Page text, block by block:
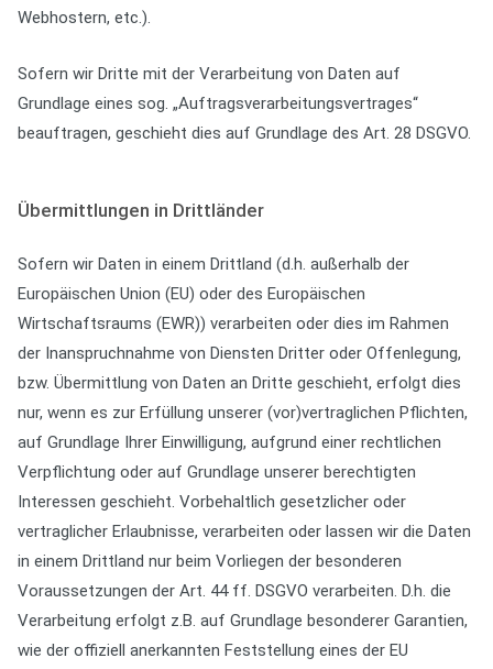
Webhostern, etc.).
Sofern wir Dritte mit der Verarbeitung von Daten auf
Grundlage eines sog. „Auftragsverarbeitungsvertrages“
beauftragen, geschieht dies auf Grundlage des Art. 28 DSGVO.
Übermittlungen in Drittländer
Sofern wir Daten in einem Drittland (d.h. außerhalb der
Europäischen Union (EU) oder des Europäischen
Wirtschaftsraums (EWR)) verarbeiten oder dies im Rahmen
der Inanspruchnahme von Diensten Dritter oder Offenlegung,
bzw. Übermittlung von Daten an Dritte geschieht, erfolgt dies
nur, wenn es zur Erfüllung unserer (vor)vertraglichen Pflichten,
auf Grundlage Ihrer Einwilligung, aufgrund einer rechtlichen
Verpflichtung oder auf Grundlage unserer berechtigten
Interessen geschieht. Vorbehaltlich gesetzlicher oder
vertraglicher Erlaubnisse, verarbeiten oder lassen wir die Daten
in einem Drittland nur beim Vorliegen der besonderen
Voraussetzungen der Art. 44 ff. DSGVO verarbeiten. D.h. die
Verarbeitung erfolgt z.B. auf Grundlage besonderer Garantien,
wie der offiziell anerkannten Feststellung eines der EU